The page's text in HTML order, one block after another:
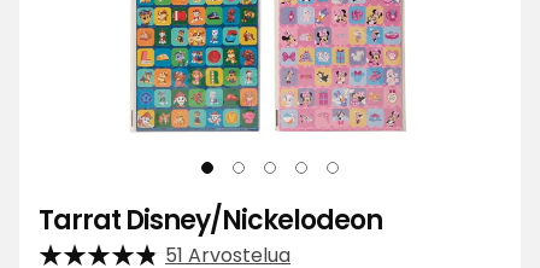
Tarrat Disney/Nickelodeon
51 Arvostelua